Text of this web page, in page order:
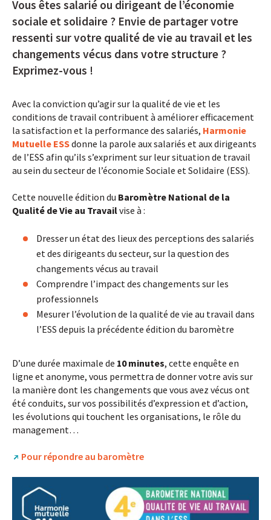
Vous êtes salarié ou dirigeant de l’économie
sociale et solidaire ? Envie de partager votre
ressenti sur votre qualité de vie au travail et les
changements vécus dans votre structure ?
Exprimez-vous !
Avec la conviction qu’agir sur la qualité de vie et les
conditions de travail contribuent à améliorer efficacement
la satisfaction et la performance des salariés, Harmonie
Mutuelle ESSdonne la parole aux salariés et aux dirigeants
de l’ESS afin qu’ils s’expriment sur leur situation de travail
au sein du secteur de l’économie Sociale et Solidaire (ESS).
Cette nouvelle édition du Baromètre National de la
Qualité de Vie au Travailvise à :
Dresser un état des lieux des perceptions des salariés
et des dirigeants du secteur, sur la question des
changements vécus au travail
Comprendre l’impact des changements sur les
professionnels
Mesurer l’évolution de la qualité de vie au travail dans
l’ESS depuis la précédente édition du baromètre
D’une durée maximale de 10 minutes, cette enquête en
ligne et anonyme, vous permettra de donner votre avis sur
la manière dont les changements que vous avez vécus ont
été conduits, sur vos possibilités d’expression et d’action,
les évolutions qui touchent les organisations, le rôle du
management…
Pour répondre au baromètre